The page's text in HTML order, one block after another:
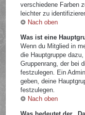
verschiedene Farben
leichter zu
Nach oben
Was ist eine
Wenn du Mitglied in
die Hauptgruppe
Gruppenrang, der bei
festzulegen. Ein
geben, deine
festzulegen.
Nach oben